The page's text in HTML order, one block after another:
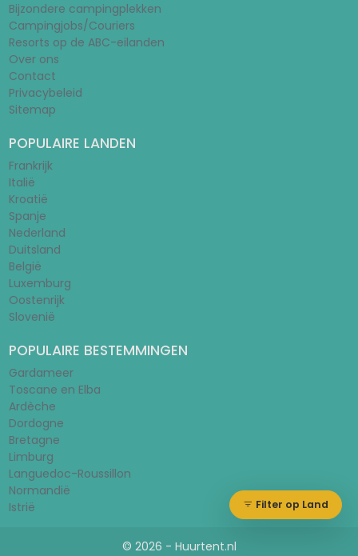
Filter op Land
Bijzondere campingplekken
Campingjobs/Couriers
Resorts op de ABC-eilanden
Over ons
Contact
Privacybeleid
Sitemap
POPULAIRE LANDEN
Frankrijk
Italië
Kroatië
Spanje
Nederland
Duitsland
België
Luxemburg
Oostenrijk
Slovenië
POPULAIRE BESTEMMINGEN
Gardameer
Toscane en Elba
Ardèche
Dordogne
Bretagne
Limburg
Languedoc-Roussillon
Normandië
Istrië
© 2026 - Huurtent.nl